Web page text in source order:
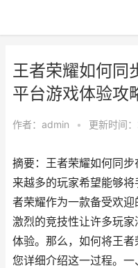
王者荣耀如何同
平台游戏体验攻
作者： admin • 更新时间
摘要：王者荣耀如何同
来越多的玩家希望能够
者荣耀作为一款备受欢
激烈的竞技性让许多玩
体验。那么，如何将王
您详细介绍这一过程。